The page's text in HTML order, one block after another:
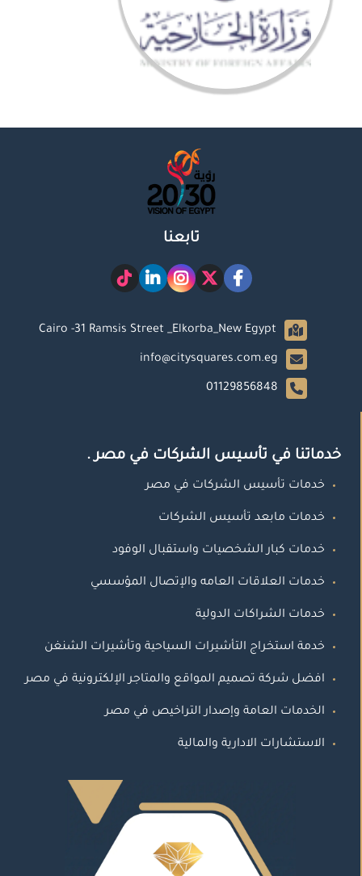
تابعنا
Cairo -31 Ramsis Street _Elkorba_New Egypt
info@citysquares.com.eg
01129856848
خدماتنا في تأسيس الشركات في مصر .
خدمات تأسيس الشركات في مصر
خدمات مابعد تأسيس الشركات
خدمات كبار الشخصيات واستقبال الوفود
خدمات العلاقات العامه والإتصال المؤسسي
خدمات الشراكات الدولية
خدمة استخراج التأشيرات السياحية وتأشيرات الشنغن
افضل شركة تصميم المواقع والمتاجر الإلكترونية في مصر
الخدمات العامة وإصدار التراخيص في مصر
الاستشارات الادارية والمالية